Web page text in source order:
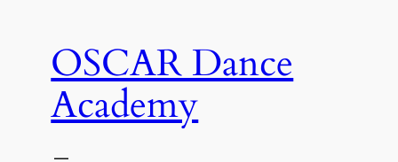
OSCAR Dance
Academy